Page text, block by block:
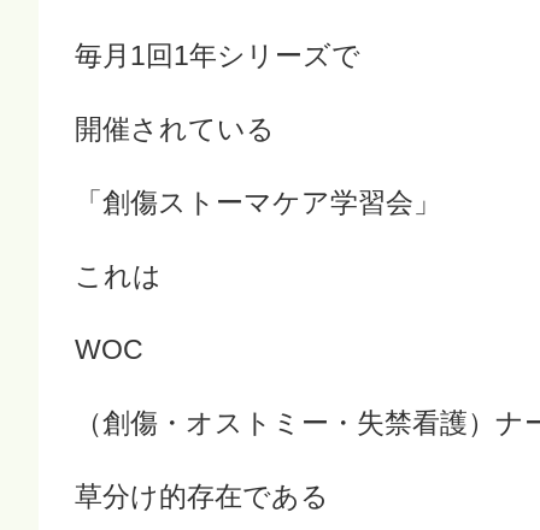
毎月1回1年シリーズで
開催されている
「創傷ストーマケア学習会」
これは
WOC
（創傷・オストミー・失禁看護）ナ
草分け的存在である